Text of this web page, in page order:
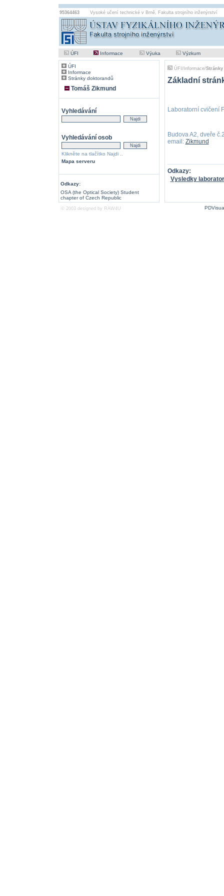
95364463 Vysoké učení technické v Brně, Fakulta strojního inženýrství
ÚFI Informace Výuka Výzkum
ÚFI
Informace
Stránky doktorandů
Tomáš Zikmund
Vyhledávání
Vyhledávání osob
Klikněte na tlačítko Najdi ..
Mapa serveru
Odkazy:
OSA (the Optical Society) Student
chapter of Czech Republic
ÚFI /Informace/
Základní
Laboratorní cvičení
Budova A2, dveře
email: Zikmund
Odkazy:
Vysledky
© 2003 designed by RAW4U